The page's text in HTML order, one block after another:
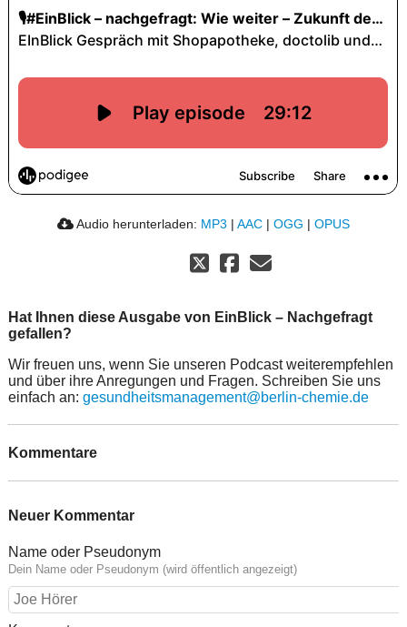
Audio herunterladen: MP3 | AAC | OGG | OPUS
Hat Ihnen diese Ausgabe von EinBlick – Nachgefragt
gefallen?
Wir freuen uns, wenn Sie unseren Podcast weiterempfehlen
und über ihre Anregungen und Fragen. Schreiben Sie uns
einfach an: gesundheitsmanagement@berlin-chemie.de
Kommentare
Neuer Kommentar
Name oder Pseudonym
Dein Name oder Pseudonym (wird öffentlich angezeigt)